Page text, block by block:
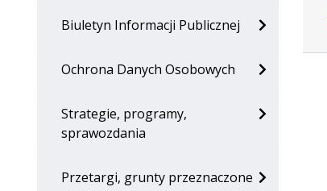
Biuletyn Informacji Publicznej
Ochrona Danych Osobowych
Strategie, programy,
sprawozdania
Przetargi, grunty przeznaczone